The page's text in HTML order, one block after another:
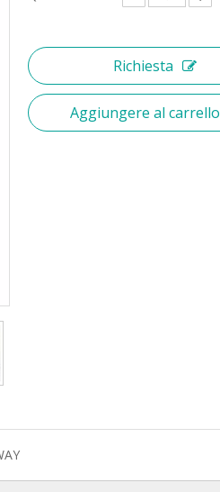
Richiesta
Aggiungere al carrello